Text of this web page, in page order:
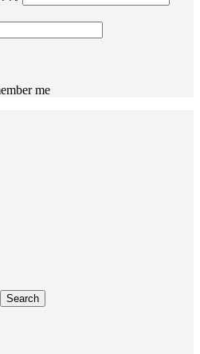
me
Search